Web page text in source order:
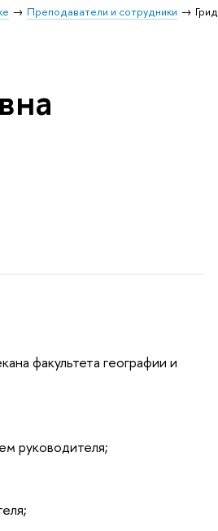
Преподаватели и сотрудники
факультета географии и
руководителя;